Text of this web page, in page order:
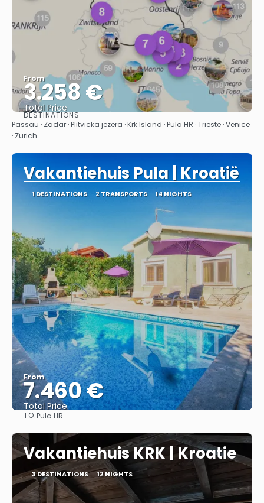
From
3.258 €
Total Price
See
DESTINATIONS
Passau · Zadar · Plitvicka jezera · Krk Island · Pula HR · Trieste · Venice
· Zurich
Vakantiehuis Pula | Kroatië
1 DESTINATIONS 2 TRANSPORTS 14 NIGHTS
From
7.460 €
Total Price
TO:Pula HR
Vakantiehuis KRK | Kroatie
3 DESTINATIONS 12 NIGHTS